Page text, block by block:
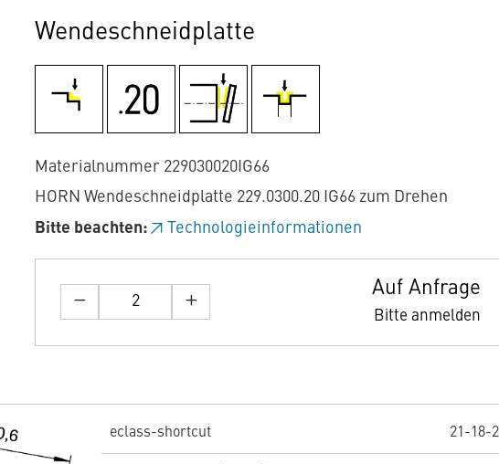
Wendeschneidplatte
Materialnummer 229030020IG66
HORN Wendeschneidplatte 229.0300.20 IG66 zum Drehen
Bitte beachten:
Technologieinformationen
Auf Anfrage
Bitte anmelden
eclass-shortcut 21-18-